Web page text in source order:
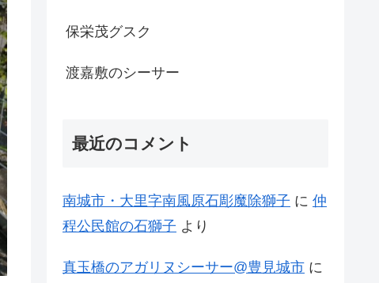
保栄茂グスク
渡嘉敷のシーサー
最近のコメント
南城市・大里字南風原石彫魔除獅子 に 仲
程公民館の石獅子 より
真玉橋のアガリヌシーサー@豊見城市 に